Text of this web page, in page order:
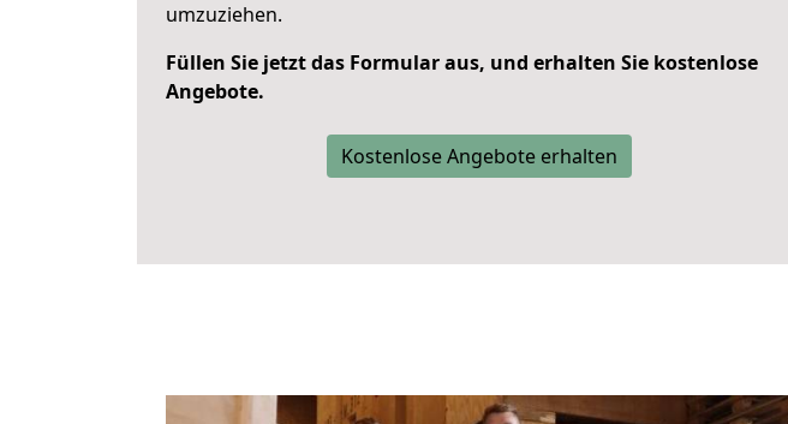
umzuziehen.
Füllen Sie jetzt das Formular aus, und erhalten Sie kostenlose
Angebote.
Kostenlose Angebote erhalten